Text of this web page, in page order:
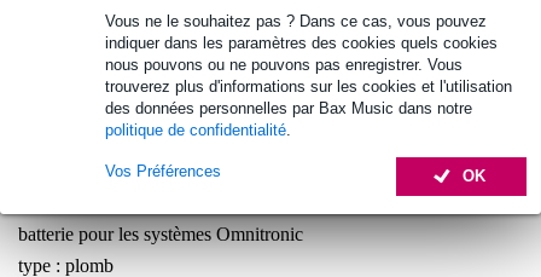
Vous ne le souhaitez pas ? Dans ce cas, vous pouvez
indiquer dans les paramètres des cookies quels cookies
nous pouvons ou ne pouvons pas enregistrer. Vous
trouverez plus d'informations sur les cookies et l'utilisation
des données personnelles par Bax Music dans notre
politique de confidentialité
OK
Vos Préférences
Retours gratuits
30 jours satisfait ou remboursé
Informations
batterie pour les systèmes Omnitronic
type : plomb